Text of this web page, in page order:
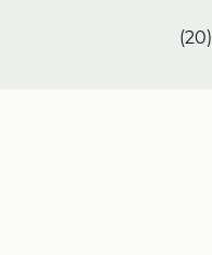
(
20
)